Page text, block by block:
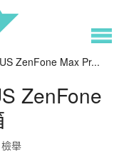
ZenFone Max Pr...
ZenFone
檢舉